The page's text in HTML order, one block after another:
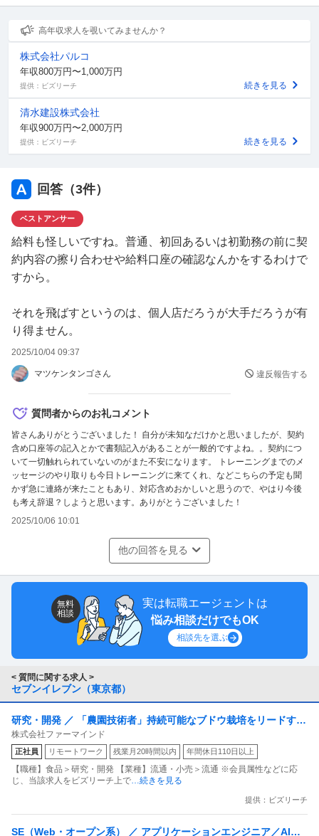
給料はちゃんと支払われるのでしょうか？
高年収求人を覗いてみませんか？
株式会社パルコ
年収800万円〜1,000万円
提供：ビズリーチ 続きを見る
清水建設株式会社
年収900万円〜2,000万円
提供：ビズリーチ 続きを見る
回答（3件）
ベストアンサー
給料も怪しいですね。普通、初回あるいは初勤務の前に契
約内容の擦り合わせや給料口座の確認なんかをするわけで
すから。
それを飛ばすというのは、個人店だろうが大手だろうが有
り得ません。
2025/10/04 09:37
マツケンタンゴさん 違反報告する
質問者からのお礼コメント
皆さんありがとうございました！ 自分が未知なだけかと思いましたが、契約
含め口座等の記入とかで書類記入があることが一般的ですよね。。契約につ
いて一切触れられていないのがまた不安になります。 トレーニングまでのメ
ッセージのやり取りも今日トレーニングに来てくれ、などこちらの予定も聞
かず急に連絡が来たこともあり、対応含めおかしいと思うので、やはり今後
も考え辞退？しようと思います。ありがとうございました！
2025/10/06 10:01
他の回答を見る
無料
相談
実は転職エージェントは
悩み相談だけでもOK
相談先を選ぶ
< 質問に関する求人 >
セブンイレブン（東京都）
研究・開発 ／ 「農園技術者」持続可能なブドウ栽培をリードする
果樹栽培スペシャリスト／栽培技術の標準化・技術開発・新規農
園立ち上げ
株式会社ファーマインド
正社員 リモートワーク 残業月20時間以内 年間休日110日以上
【職種】食品＞研究・開発 【業種】流通・小売＞流通 ※会員属性などに応
じ、当該求人をビズリーチ上で…続きを見る
提供：ビズリーチ
SE（Web・オープン系） ／ アプリケーションエンジニア／AIや